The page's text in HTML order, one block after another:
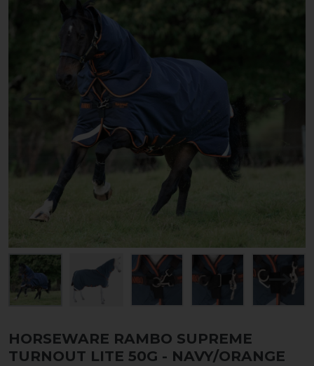
HORSEWARE RAMBO SUPREME
TURNOUT LITE 50G - NAVY/ORANGE